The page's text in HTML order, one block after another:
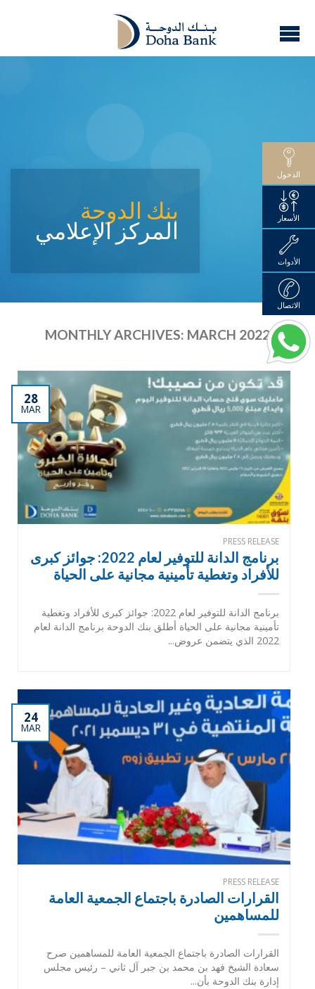
بنك الدوحة
المركز الإعلامي
MONTHLY ARCHIVES: MARCH 2022
28
MAR
PRESS RELEASE
برنامج الدانة للتوفير لعام 2022: جوائز كبرى
للأفراد وتغطية تأمينية مجانية على الحياة
برنامج الدانة للتوفير لعام 2022: جوائز كبرى للأفراد وتغطية
تأمينية مجانية على الحياة أطلق بنك الدوحة برنامج الدانة لعام
2022 الذي يتضمن عروض...
24
MAR
PRESS RELEASE
القرارات الصادرة باجتماع الجمعية العامة
للمساهمين
القرارات الصادرة باجتماع الجمعية العامة للمساهمين صرح
سعادة الشيخ فهد بن محمد بن جبر آل ثاني – رئيس مجلس
إدارة بنك الدوحة بأن...
الدخول
الأسعار
الأدوات
الاتصال